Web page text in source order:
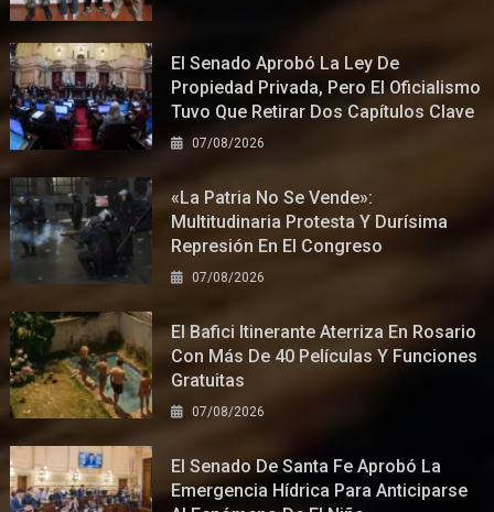
El Senado Aprobó La Ley De
Propiedad Privada, Pero El Oficialismo
Tuvo Que Retirar Dos Capítulos Clave
07/08/2026
«La Patria No Se Vende»:
Multitudinaria Protesta Y Durísima
Represión En El Congreso
07/08/2026
El Bafici Itinerante Aterriza En Rosario
Con Más De 40 Películas Y Funciones
Gratuitas
07/08/2026
El Senado De Santa Fe Aprobó La
Emergencia Hídrica Para Anticiparse